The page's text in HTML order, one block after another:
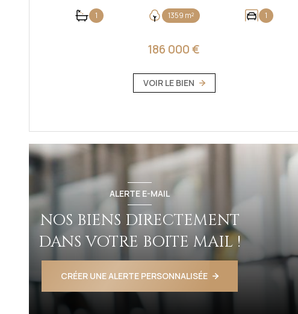
1 1359 m² 1
186 000 €
VOIR LE BIEN
ALERTE E-MAIL
NOS BIENS DIRECTEMENT
DANS VOTRE BOITE MAIL !
CRÉER UNE ALERTE PERSONNALISÉE